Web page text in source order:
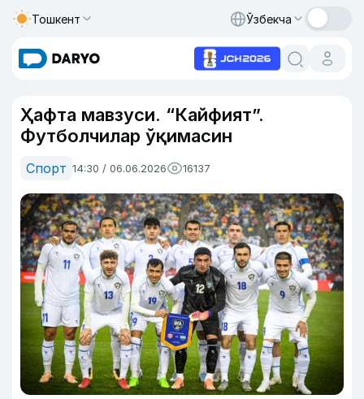
Тошкент Ўзбекча
Ҳафта мавзуси. “Кайфият”.
Футболчилар ўқимасин
Спорт 14:30 / 06.06.2026 16137